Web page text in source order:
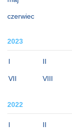
czerwiec
2023
I II
VII VIII
2022
I II